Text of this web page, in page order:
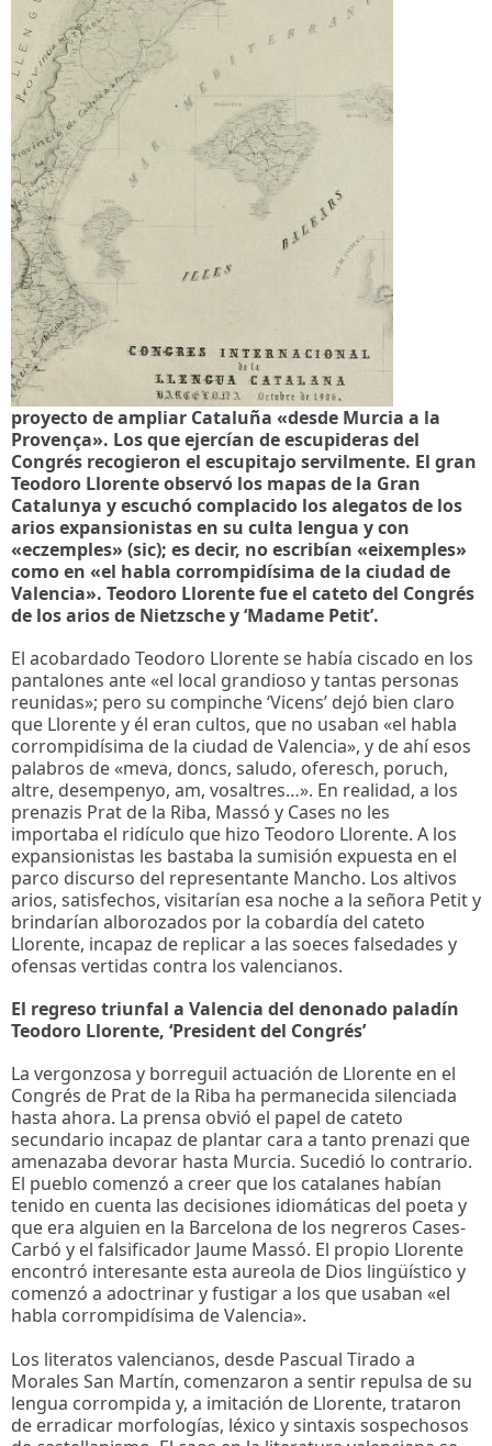
proyecto de ampliar Cataluña «desde Murcia a la
Provença». Los que ejercían de escupideras del
Congrés recogieron el escupitajo servilmente. El gran
Teodoro Llorente observó los mapas de la Gran
Catalunya y escuchó complacido los alegatos de los
arios expansionistas en su culta lengua y con
«eczemples» (sic); es decir, no escribían «eixemples»
como en «el habla corrompidísima de la ciudad de
Valencia». Teodoro Llorente fue el cateto del Congrés
de los arios de Nietzsche y ‘Madame Petit’.
El acobardado Teodoro Llorente se había ciscado en los
pantalones ante «el local grandioso y tantas personas
reunidas»; pero su compinche ‘Vicens’ dejó bien claro
que Llorente y él eran cultos, que no usaban «el habla
corrompidísima de la ciudad de Valencia», y de ahí esos
palabros de «meva, doncs, saludo, oferesch, poruch,
altre, desempenyo, am, vosaltres…». En realidad, a los
prenazis Prat de la Riba, Massó y Cases no les
importaba el ridículo que hizo Teodoro Llorente. A los
expansionistas les bastaba la sumisión expuesta en el
parco discurso del representante Mancho. Los altivos
arios, satisfechos, visitarían esa noche a la señora Petit y
brindarían alborozados por la cobardía del cateto
Llorente, incapaz de replicar a las soeces falsedades y
ofensas vertidas contra los valencianos.
El regreso triunfal a Valencia del denonado paladín
Teodoro Llorente, ‘President del Congrés’
La vergonzosa y borreguil actuación de Llorente en el
Congrés de Prat de la Riba ha permanecida silenciada
hasta ahora. La prensa obvió el papel de cateto
secundario incapaz de plantar cara a tanto prenazi que
amenazaba devorar hasta Murcia. Sucedió lo contrario.
El pueblo comenzó a creer que los catalanes habían
tenido en cuenta las decisiones idiomáticas del poeta y
que era alguien en la Barcelona de los negreros Cases-
Carbó y el falsificador Jaume Massó. El propio Llorente
encontró interesante esta aureola de Dios lingüístico y
comenzó a adoctrinar y fustigar a los que usaban «el
habla corrompidísima de Valencia».
Los literatos valencianos, desde Pascual Tirado a
Morales San Martín, comenzaron a sentir repulsa de su
lengua corrompida y, a imitación de Llorente, trataron
de erradicar morfologías, léxico y sintaxis sospechosos